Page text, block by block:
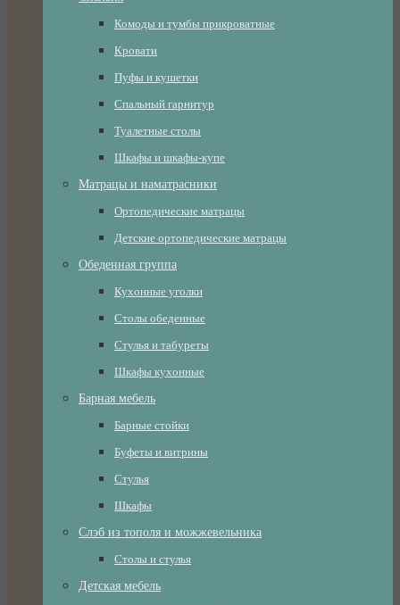
Комоды и тумбы прикроватные
Кровати
Пуфы и кушетки
Спальный гарнитур
Туалетные столы
Шкафы и шкафы-купе
Матрацы и наматрасники
Ортопедические матрацы
Детские ортопедические матрацы
Обеденная группа
Кухонные уголки
Столы обеденные
Стулья и табуреты
Шкафы кухонные
Барная мебель
Барные стойки
Буфеты и витрины
Стулья
Шкафы
Слэб из тополя и можжевельника
Столы и стулья
Детская мебель